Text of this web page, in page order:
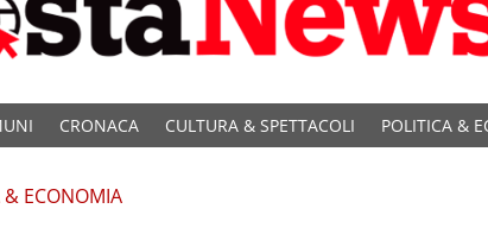
CRONACA CULTURA & SPETTACOLI POLITICA &
& ECONOMIA